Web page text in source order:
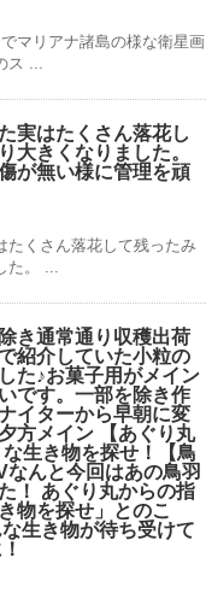
マリアナ諸島の様な衛星画
ス ...
実はたくさん落花し
大きくなりました。
が無い様に管理を頑
たくさん落花して残ったみ
た。 ...
き通常通り収穫出荷
紹介していた小粒の
た♪お菓子用がメイン
です。一部を除き作
イターから早朝に変
方メイン 【あぐり丸
生き物を探せ！【鳥
んと今回はあの鳥羽
！ あぐり丸からの指
物を探せ」とのこ
生き物が待ち受けて